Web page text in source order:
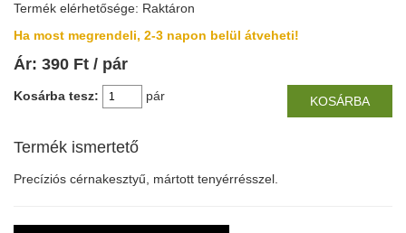
Termék elérhetősége: Raktáron
Ha most megrendeli, 2-3 napon belül átveheti!
Ár: 390 Ft / pár
Kosárba tesz: pár KOSÁRBA
Termék ismertető
Precíziós cérnakesztyű, mártott tenyérrésszel.